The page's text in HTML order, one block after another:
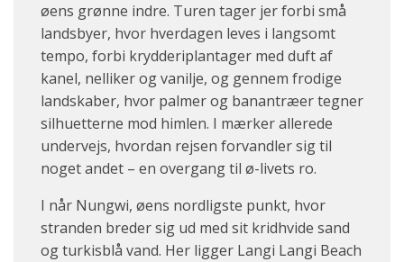
øens grønne indre. Turen tager jer forbi små
landsbyer, hvor hverdagen leves i langsomt
tempo, forbi krydderiplantager med duft af
kanel, nelliker og vanilje, og gennem frodige
landskaber, hvor palmer og banantræer tegner
silhuetterne mod himlen. I mærker allerede
undervejs, hvordan rejsen forvandler sig til
noget andet – en overgang til ø-livets ro.
I når Nungwi, øens nordligste punkt, hvor
stranden breder sig ud med sit kridhvide sand
og turkisblå vand. Her ligger Langi Langi Beach